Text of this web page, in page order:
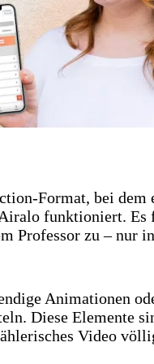
Format, bei dem
funktioniert. Es
Professor zu – nur
Animationen
Diese Elemente
Video